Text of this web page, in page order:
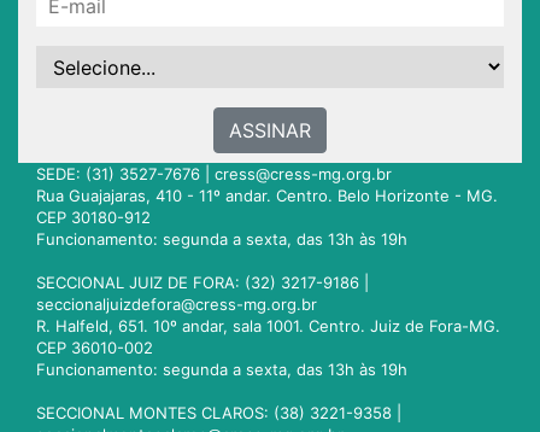
ASSINAR
SEDE: (31) 3527-7676 | cress@cress-mg.org.br
Rua Guajajaras, 410 - 11º andar. Centro. Belo Horizonte - MG.
CEP 30180-912
Funcionamento: segunda a sexta, das 13h às 19h
SECCIONAL JUIZ DE FORA: (32) 3217-9186 |
seccionaljuizdefora@cress-mg.org.br
R. Halfeld, 651. 10º andar, sala 1001. Centro. Juiz de Fora-MG.
CEP 36010-002
Funcionamento: segunda a sexta, das 13h às 19h
SECCIONAL MONTES CLAROS: (38) 3221-9358 |